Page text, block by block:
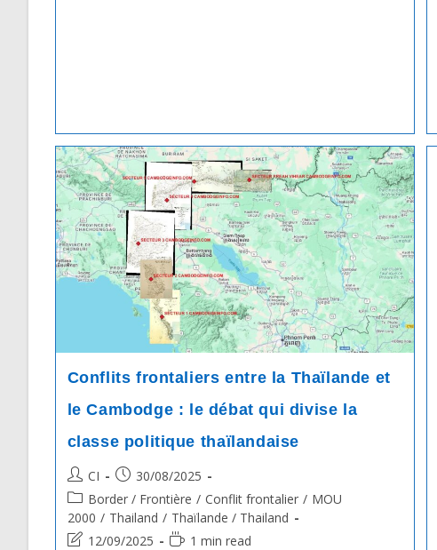
La
Chaine
De
Phnom
Dangrèk
Conflits frontaliers entre la Thaïlande et
le Cambodge : le débat qui divise la
classe politique thaïlandaise
Post
author:
CI
Post
published:
30/08/2025
Post
category:
Border / Frontière / Conflit frontalier / MOU
2000 / Thailand / Thaïlande / Thailand
Post12/09/2025
Reading1 min read